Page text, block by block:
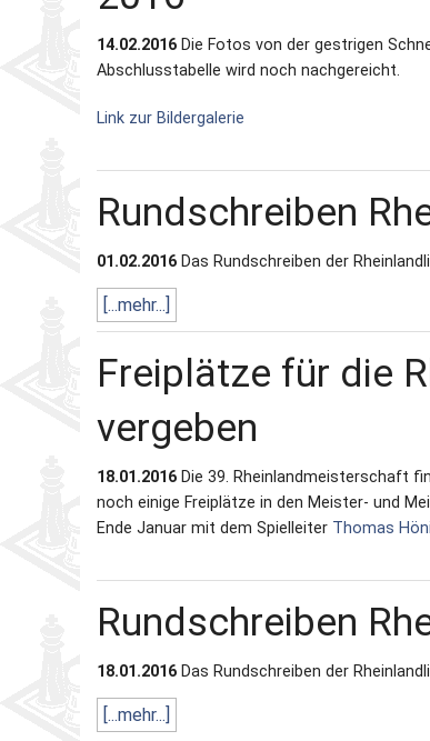
Partner
14.02.2016 Die Fotos von der gestrigen
Abschlusstabelle wird noch nachgereicht.
Link zur Bildergalerie
Rundschreiben
01.02.2016 Das Rundschreiben der
[...mehr...]
Freiplätze für die
vergeben
18.01.2016 Die 39. Rheinlandmeisterschaft
noch einige Freiplätze in den Meister‐ und
Ende Januar mit dem Spielleiter Thomas
Rundschreiben
18.01.2016 Das Rundschreiben der
[...mehr...]